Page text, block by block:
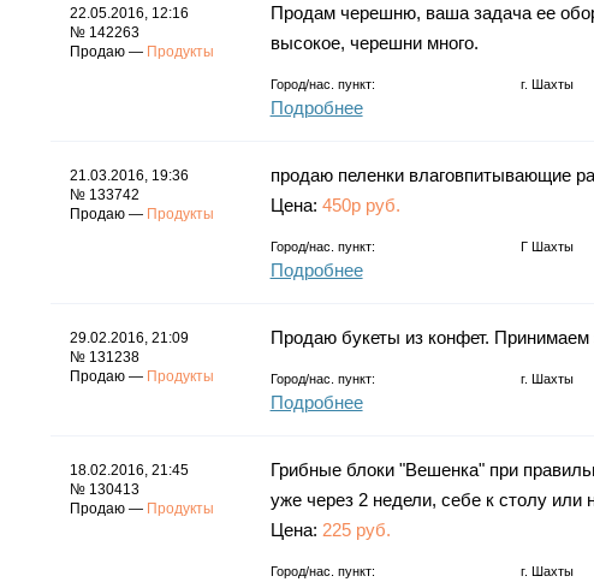
22.05.2016, 12:16
№ 142263
Продаю — Продукты
Продам черешню, ваша задача ее
высокое, черешни много.
Город/нас. пункт: г. Шахты
Подробнее
21.03.2016, 19:36
№ 133742
Продаю — Продукты
продаю пеленки влаговпитывающие
Цена: 450р руб.
Город/нас. пункт: Г Шахты
Подробнее
29.02.2016, 21:09
№ 131238
Продаю — Продукты
Продаю букеты из конфет. Принимаем
Город/нас. пункт: г. Шахты
Подробнее
18.02.2016, 21:45
№ 130413
Продаю — Продукты
Грибные блоки "Вешенка" при
уже через 2 недели, себе к столу или
Цена: 225 руб.
Город/нас. пункт: г. Шахты